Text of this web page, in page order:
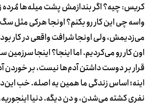
کریس: چیه؟ اگر بندازمش پشت میله‌ها
واسه چی این کار رو بکنم؟ اونجا هرکی مثل سگ
می‌زدیمش، ولی اونجا شرافت واقعی در کار
اون کار رو می‌کردیم. اما اینجا؟ اینجا سرزمین
قرار بر دوست داشتن آدم‌ها نیست، بر
اینه؛ اساس زندگی ما همین یه اصله. خب
نفری کشته می‌شدن، و دن دیگه. دنیا